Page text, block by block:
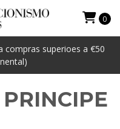
compras superioes a €50
0